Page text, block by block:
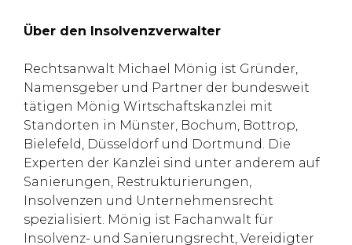
Über den Insolvenzverwalter
Rechtsanwalt Michael Mönig ist Gründer,
Namensgeber und Partner der bundesweit
tätigen Mönig Wirtschaftskanzlei mit
Standorten in Münster, Bochum, Bottrop,
Bielefeld, Düsseldorf und Dortmund. Die
Experten der Kanzlei sind unter anderem auf
Sanierungen, Restrukturierungen,
Insolvenzen und Unternehmensrecht
spezialisiert. Mönig ist Fachanwalt für
Insolvenz- und Sanierungsrecht, Vereidigter